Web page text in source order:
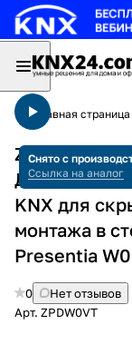
Главная страница
Снято с
Ссылка на аналог
Zennio
Датчик
KNX для
монтажа в
Presentia
0
Нет отзывов
Арт. ZPDW0VT